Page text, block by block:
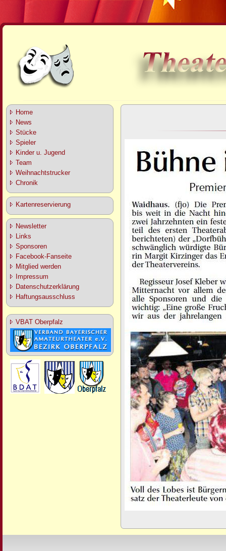
Home
News
Stücke
Spieler
Kinder u. Jugend
Team
Weihnachtstrucker
Chronik
Kartenreservierung
Newsletter
Links
Sponsoren
Facebook-Fanseite
Mitglied werden
Impressum
Datenschutzerklärung
Haftungsausschluss
VBAT Oberpfalz